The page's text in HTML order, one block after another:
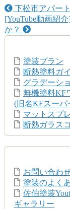
下松市アパー
[YouTube動画紹
か？
塗装プラン
断熱塗料ガ
グラデーシ
無機塗料KF
(旧名KFスーパ
マットスプ
断熱ガラス
お問い合わ
塗装のよく
佐伯塗装
ギャラリー